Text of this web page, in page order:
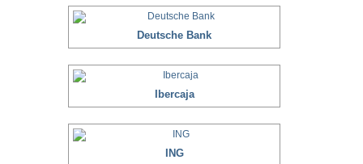
Deutsche Bank
Ibercaja
ING